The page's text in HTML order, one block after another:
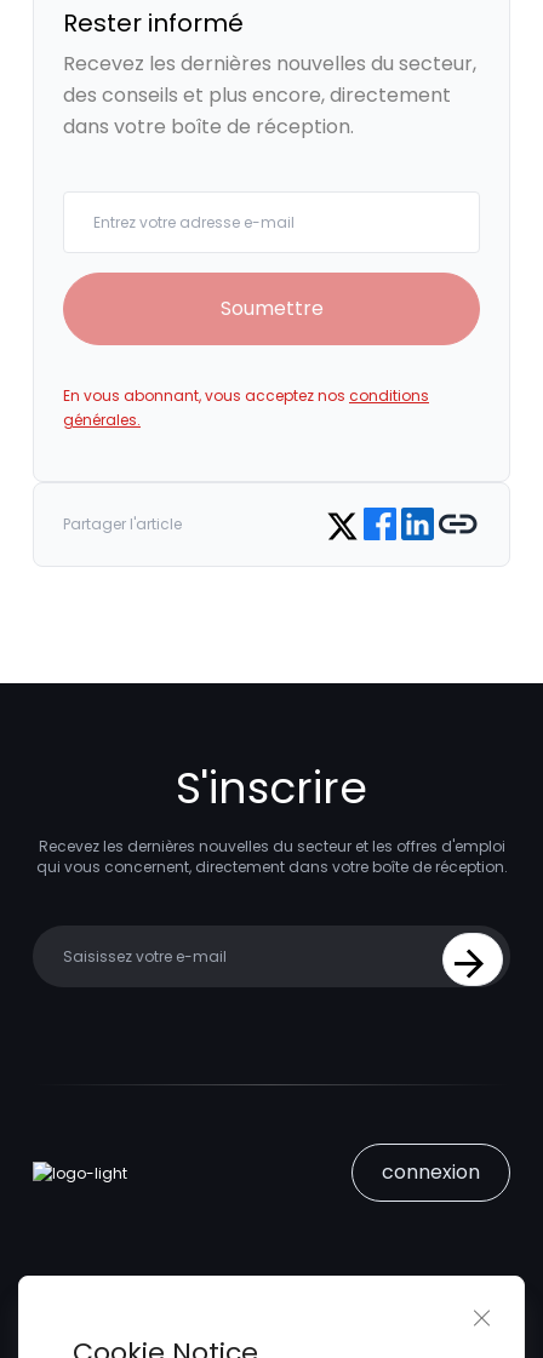
Rester informé
Recevez les dernières nouvelles du secteur,
des conseils et plus encore, directement
dans votre boîte de réception.
Soumettre
En vous abonnant, vous acceptez nos conditions
générales.
Partager l'article Share on Twitter
Share on Facebook
Share on LinkedIn
Copy link
S'inscrire
Recevez les dernières nouvelles du secteur et les offres d'emploi
qui vous concernent, directement dans votre boîte de réception.
Sign Up
connexion
Soumettez votre CV
Close